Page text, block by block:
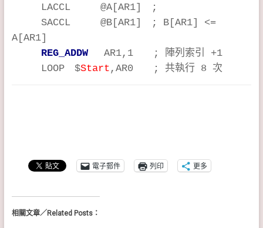
LACCL @A[AR1] ;
SACCL @B[AR1] ; B[AR1] <=
A[AR1]
REG_ADDWAR1,1 ; 陣列索引 +1
LOOP $Start ,AR0 ; 共執行 8 次
電子郵件 列印 更多
相關文章／Related Posts：